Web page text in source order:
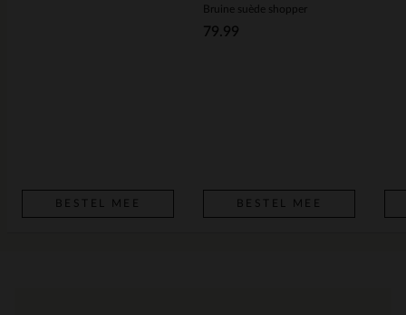
BESTEL MEE
Bruine suède shopper
79.99
BESTEL MEE